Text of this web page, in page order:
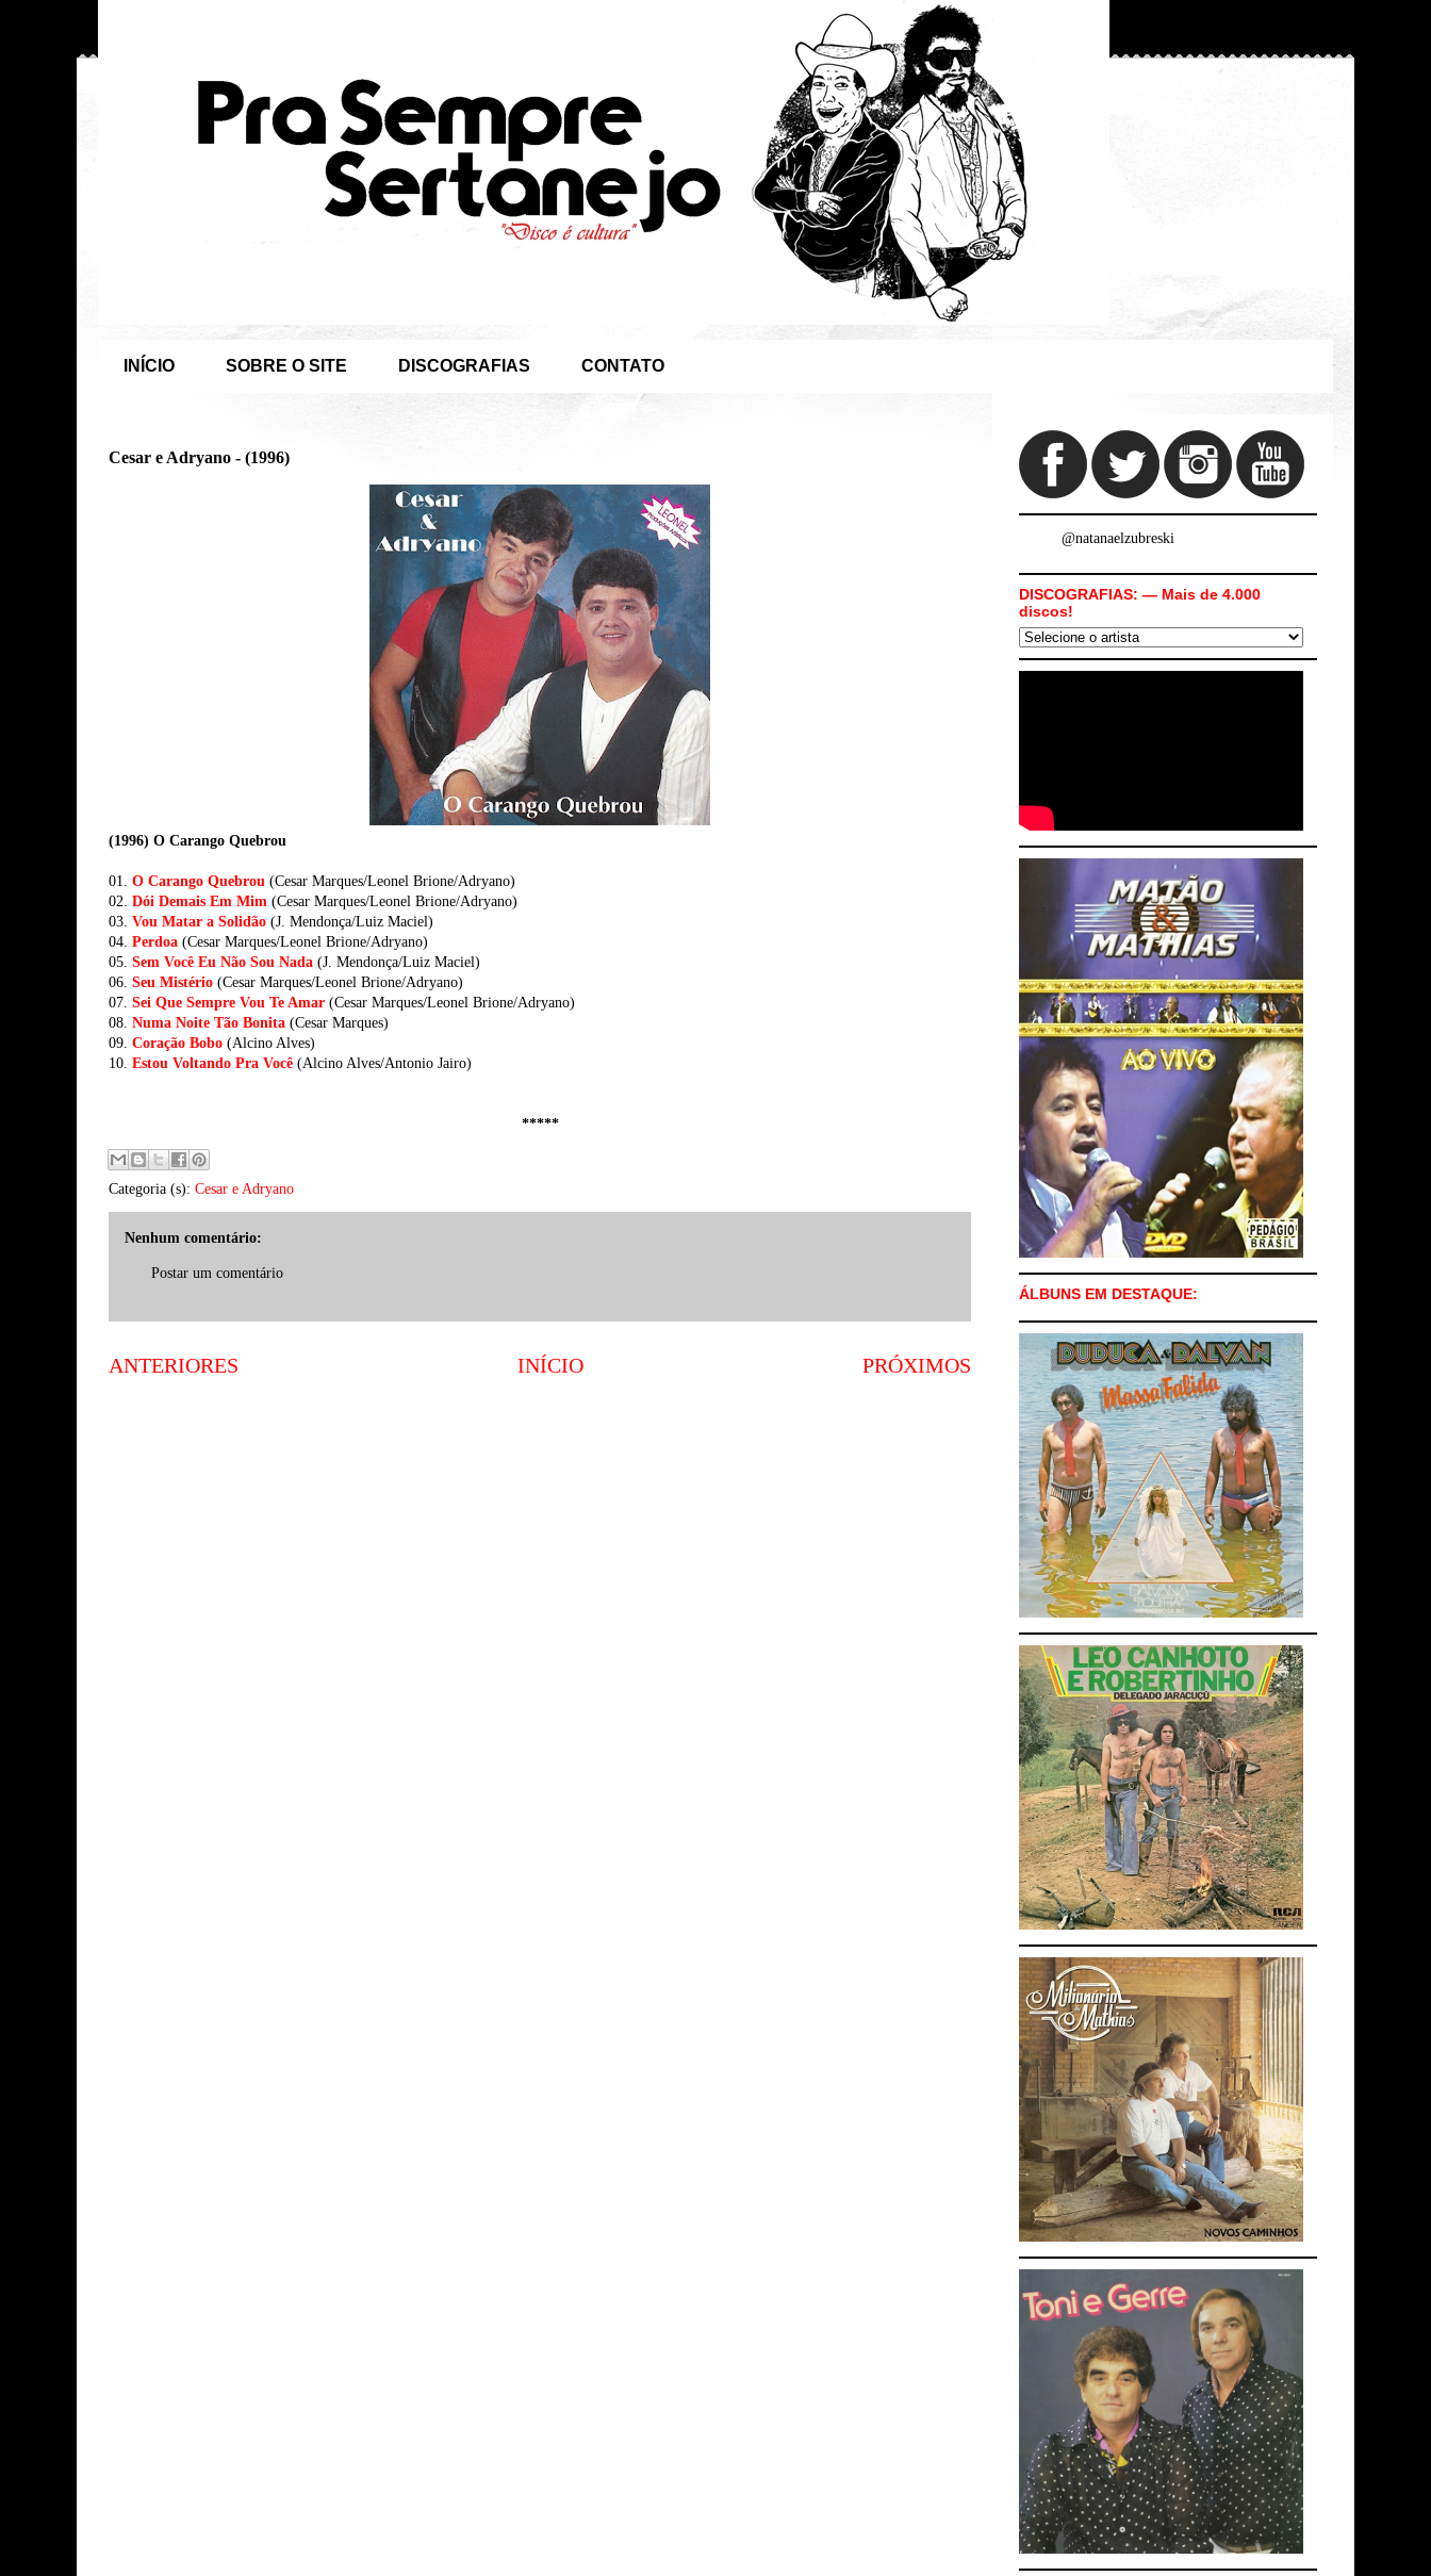
INÍCIO SOBRE O SITE DISCOGRAFIAS CONTATO
Cesar e Adryano - (1996)
(1996) O Carango Quebrou
01. O Carango Quebrou (Cesar Marques/Leonel Brione/Adryano)
02. Dói Demais Em Mim (Cesar Marques/Leonel Brione/Adryano)
03. Vou Matar a Solidão (J. Mendonça/Luiz Maciel)
04. Perdoa (Cesar Marques/Leonel Brione/Adryano)
05. Sem Você Eu Não Sou Nada (J. Mendonça/Luiz Maciel)
06. Seu Mistério (Cesar Marques/Leonel Brione/Adryano)
07. Sei Que Sempre Vou Te Amar (Cesar Marques/Leonel Brione/Adryano)
08. Numa Noite Tão Bonita (Cesar Marques)
09. Coração Bobo (Alcino Alves)
10. Estou Voltando Pra Você (Alcino Alves/Antonio Jairo)
*****
Categoria (s): Cesar e Adryano
Nenhum comentário:
Postar um comentário
ANTERIORES PRÓXIMOS
INÍCIO
@natanaelzubreski
DISCOGRAFIAS: — Mais de 4.000
discos!
ÁLBUNS EM DESTAQUE: